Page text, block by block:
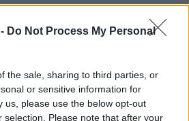
Do Not Process My Personal
the sale, sharing to third parties, or
or sensitive information for
us, please use the below opt-out
selection. Please note that after your
campionato di Promozione ha
è già al lavoro per preparare il